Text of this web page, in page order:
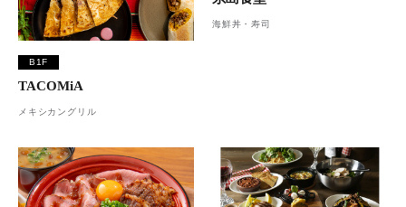
B1F
TACOMiA
メキシカングリル
海鮮丼・寿司